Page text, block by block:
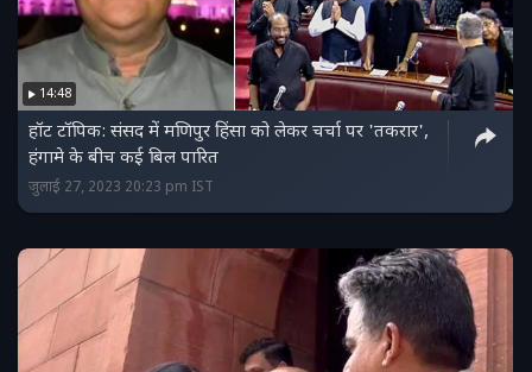
14:48
हॉट टॉपिक: संसद में मणिपुर हिंसा को लेकर चर्चा पर 'तकरार',
हंगामे के बीच कई बिल पारित
जुलाई 27, 2023 20:23 pm IST